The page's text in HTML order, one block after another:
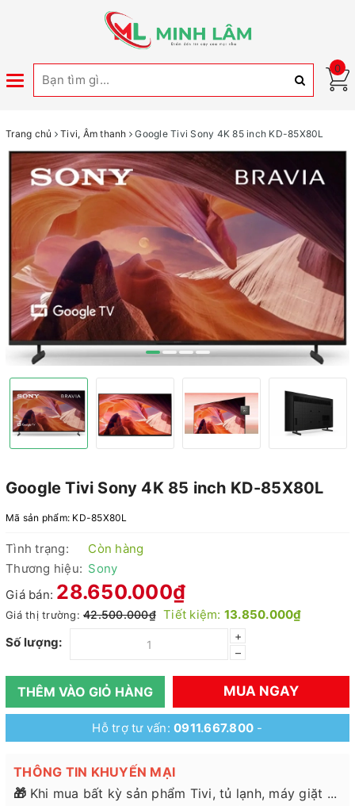
Toggle
0
Trang chủ Tivi, Âm thanh Google Tivi Sony 4K 85 inch KD-85X80L
Google Tivi Sony 4K 85 inch KD-85X80L
Mã sản phẩm: KD-85X80L
Tình trạng:
Còn hàng
Thương hiệu: Sony
Giá bán: 28.650.000₫
Giá thị trường: 42.500.000₫ Tiết kiệm: 13.850.000₫
Số lượng:
+
–
THÊM VÀO GIỎ HÀNG MUA NGAY
Hỗ trợ tư vấn:0911.667.800 -
THÔNG TIN KHUYẾN MẠI
🎁 Khi mua bất kỳ sản phẩm Tivi, tủ lạnh, máy giặt ...